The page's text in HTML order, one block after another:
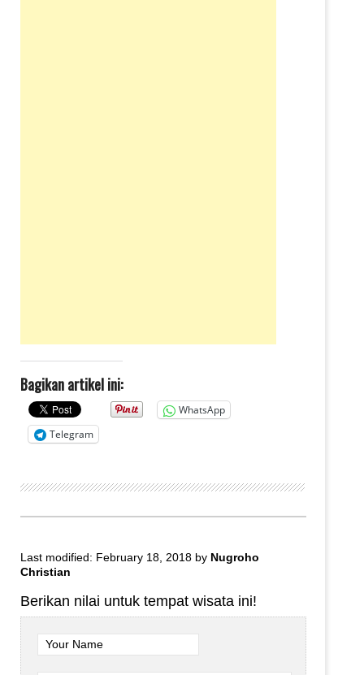
Bagikan artikel ini:
WhatsApp
Telegram
Last modified: February 18, 2018 by Nugroho
Christian
Berikan nilai untuk tempat wisata ini!
Your Name